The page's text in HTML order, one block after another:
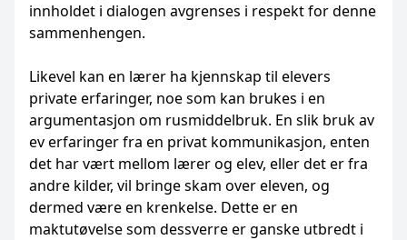
innholdet i dialogen avgrenses i respekt for denne
sammenhengen.
Likevel kan en lærer ha kjennskap til elevers
private erfaringer, noe som kan brukes i en
argumentasjon om rusmiddelbruk. En slik bruk av
ev erfaringer fra en privat kommunikasjon, enten
det har vært mellom lærer og elev, eller det er fra
andre kilder, vil bringe skam over eleven, og
dermed være en krenkelse. Dette er en
maktutøvelse som dessverre er ganske utbredt i